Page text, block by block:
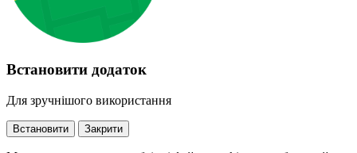
Встановити додаток
Для зручнішого використання
Встановити Закрити